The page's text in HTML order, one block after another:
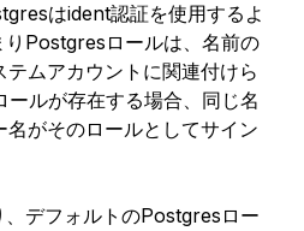
はident認証を使用するよ
りPostgresロールは、名前の
ムアカウントに関連付けら
ルが存在する場合、同じ名
がそのロールとしてサイン
デフォルトのPostgresロー